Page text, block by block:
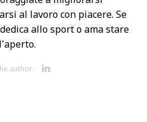
al lavoro con piacere. Se
allo sport o ama stare
author: